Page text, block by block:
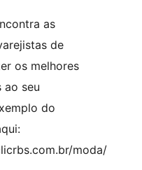
as
de
os melhores
ao seu
do
moda/